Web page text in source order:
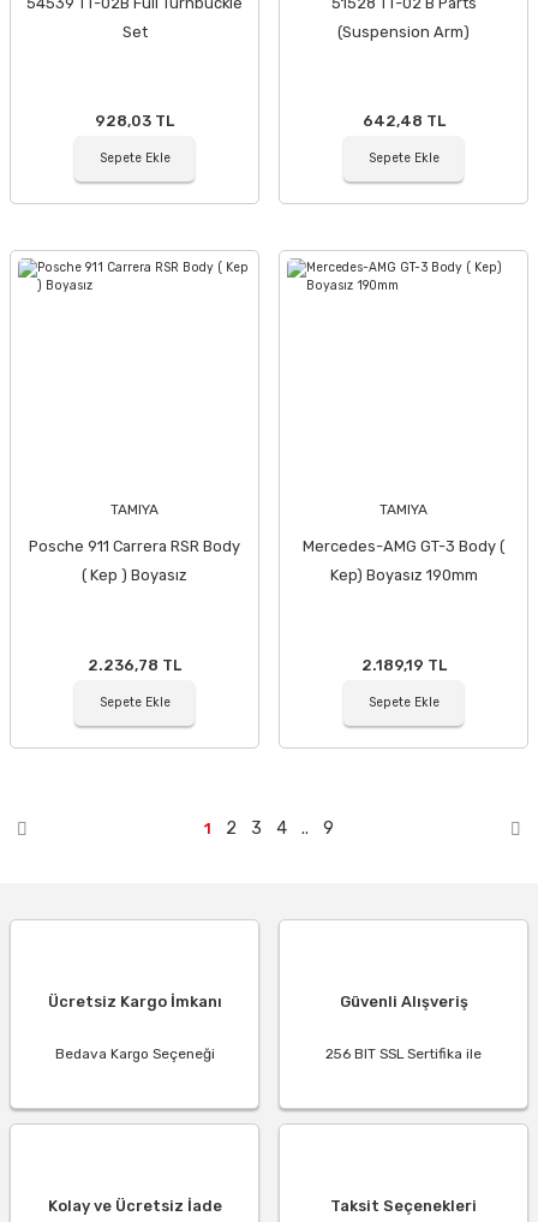
Set
928,03 TL
Sepete Ekle
(Suspension Arm)
642,48 TL
Sepete Ekle
TAMIYA
Posche 911 Carrera RSR Body
( Kep ) Boyasız
2.236,78 TL
Sepete Ekle
TAMIYA
Mercedes-AMG GT-3 Body (
Kep) Boyasız 190mm
2.189,19 TL
Sepete Ekle
1 2 3 4 .. 9
Ücretsiz Kargo İmkanı
Bedava Kargo Seçeneği
Güvenli Alışveriş
256 BIT SSL Sertifika ile
Kolay ve Ücretsiz İade Taksit Seçenekleri